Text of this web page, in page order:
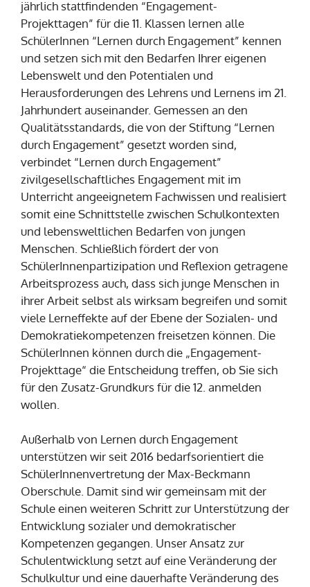
jährlich stattfindenden “Engagement-
Projekttagen” für die 11. Klassen lernen alle
SchülerInnen “Lernen durch Engagement” kennen
und setzen sich mit den Bedarfen Ihrer eigenen
Lebenswelt und den Potentialen und
Herausforderungen des Lehrens und Lernens im 21.
Jahrhundert auseinander. Gemessen an den
Qualitätsstandards, die von der Stiftung “Lernen
durch Engagement” gesetzt worden sind,
verbindet “Lernen durch Engagement”
zivilgesellschaftliches Engagement mit im
Unterricht angeeignetem Fachwissen und realisiert
somit eine Schnittstelle zwischen Schulkontexten
und lebensweltlichen Bedarfen von jungen
Menschen. Schließlich fördert der von
SchülerInnenpartizipation und Reflexion getragene
Arbeitsprozess auch, dass sich junge Menschen in
ihrer Arbeit selbst als wirksam begreifen und somit
viele Lerneffekte auf der Ebene der Sozialen- und
Demokratiekompetenzen freisetzen können. Die
SchülerInnen können durch die „Engagement-
Projekttage“ die Entscheidung treffen, ob Sie sich
für den Zusatz-Grundkurs für die 12. anmelden
wollen.
Außerhalb von Lernen durch Engagement
unterstützen wir seit 2016 bedarfsorientiert die
SchülerInnenvertretung der Max-Beckmann
Oberschule. Damit sind wir gemeinsam mit der
Schule einen weiteren Schritt zur Unterstützung der
Entwicklung sozialer und demokratischer
Kompetenzen gegangen. Unser Ansatz zur
Schulentwicklung setzt auf eine Veränderung der
Schulkultur und eine dauerhafte Veränderung des